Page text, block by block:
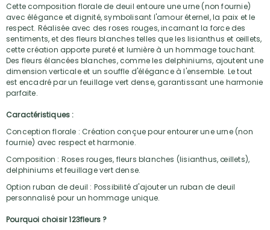
Cette composition florale de deuil entoure une urne (non fournie)
avec élégance et dignité, symbolisant l'amour éternel, la paix et le
respect. Réalisée avec des roses rouges, incarnant la force des
sentiments, et des fleurs blanches telles que les lisianthus et œillets,
cette création apporte pureté et lumière à un hommage touchant.
Des fleurs élancées blanches, comme les delphiniums, ajoutent une
dimension verticale et un souffle d'élégance à l'ensemble. Le tout
est encadré par un feuillage vert dense, garantissant une harmonie
parfaite.
Caractéristiques :
Conception florale : Création conçue pour entourer une urne (non
fournie) avec respect et harmonie.
Composition : Roses rouges, fleurs blanches (lisianthus, œillets),
delphiniums et feuillage vert dense.
Option ruban de deuil : Possibilité d'ajouter un ruban de deuil
personnalisé pour un hommage unique.
Pourquoi choisir 123fleurs ?